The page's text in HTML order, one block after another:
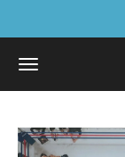
naar
de